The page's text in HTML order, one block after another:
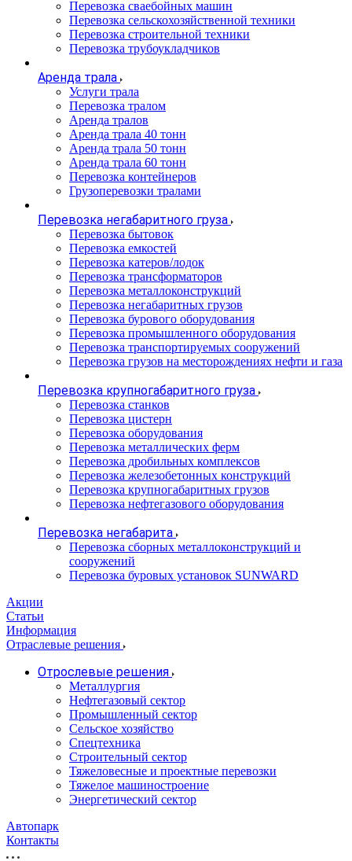
Перевозка сваебойных машин
Перевозка сельскохозяйственной техники
Перевозка строительной техники
Перевозка трубоукладчиков
Аренда трала
Услуги трала
Перевозка тралом
Аренда тралов
Аренда трала 40 тонн
Аренда трала 50 тонн
Аренда трала 60 тонн
Перевозка контейнеров
Грузоперевозки тралами
Перевозка негабаритного груза
Перевозка бытовок
Перевозка емкостей
Перевозка катеров/лодок
Перевозка трансформаторов
Перевозка металлоконструкций
Перевозка негабаритных грузов
Перевозка бурового оборудования
Перевозка промышленного оборудования
Перевозка транспортируемых сооружений
Перевозка грузов на месторождениях нефти и газа
Перевозка крупногабаритного груза
Перевозка станков
Перевозка цистерн
Перевозка оборудования
Перевозка металлических ферм
Перевозка дробильных комплексов
Перевозка железобетонных конструкций
Перевозка крупногабаритных грузов
Перевозка нефтегазового оборудования
Перевозка негабарита
Перевозка сборных металлоконструкций и
сооружений
Перевозка буровых установок SUNWARD
Акции
Статьи
Информация
Отраслевые решения
Отрослевые решения
Металлургия
Нефтегазовый сектор
Промышленный сектор
Сельское хозяйство
Спецтехника
Строительный сектор
Тяжеловесные и проектные перевозки
Тяжелое машиностроение
Энергетический сектор
Автопарк
Контакты